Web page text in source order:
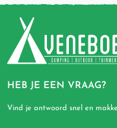
HEB JE EEN VRAAG?
Vind je antwoord snel en